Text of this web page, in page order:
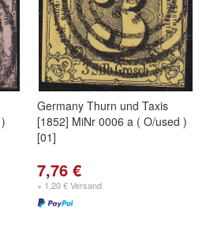
Germany Thurn und Taxis
[1852] MiNr 0006 a ( O/used )
[01]
7,76 €
+ 1,20 € Versand